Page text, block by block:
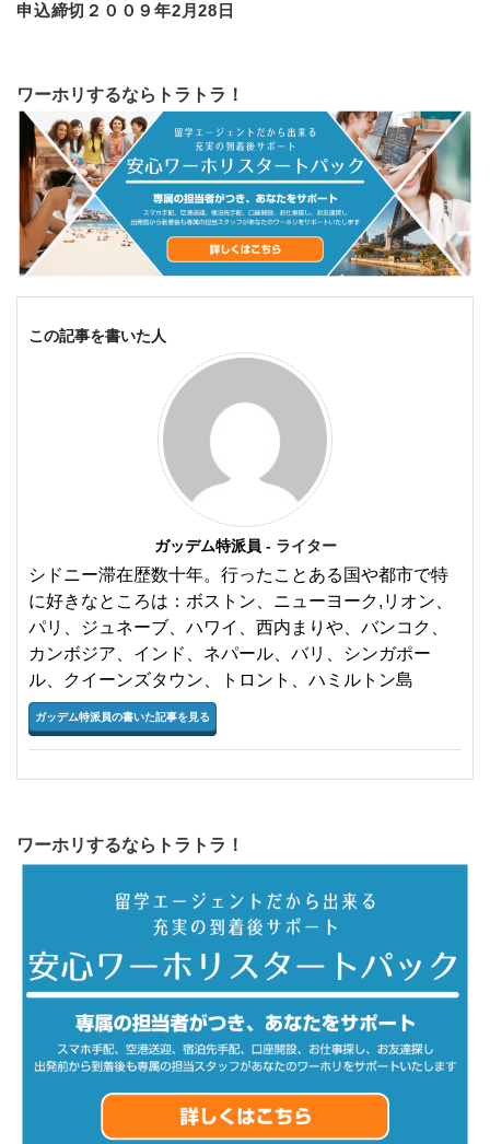
申込締切２００９年2月28日
ワーホリするならトラトラ！
この記事を書いた人
ガッデム特派員 - ライター
シドニー滞在歴数十年。行ったことある国や都市で特
に好きなところは：ボストン、ニューヨーク,リオン、
パリ、ジュネーブ、ハワイ、西内まりや、バンコク、
カンボジア、インド、ネパール、バリ、シンガポー
ル、クイーンズタウン、トロント、ハミルトン島
ガッデム特派員の書いた記事を見る
ワーホリするならトラトラ！